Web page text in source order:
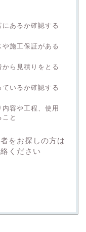
あるか確認する
施工保証がある
ら見積りをとる
いるか確認する
容や工程、使用
と
をお探しの方は
ください